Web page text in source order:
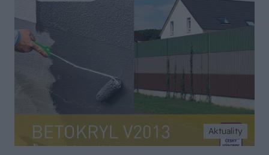
Aktuality